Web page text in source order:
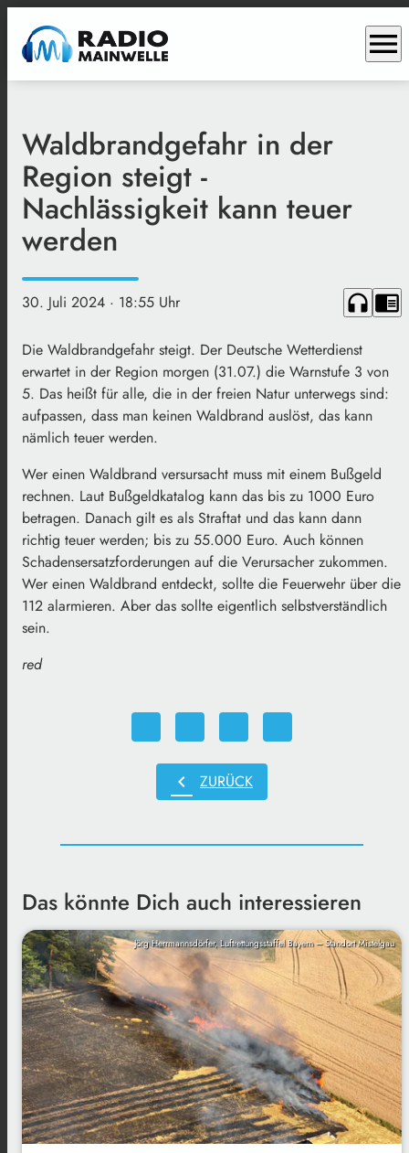
menu
Waldbrandgefahr in der
Region steigt -
Nachlässigkeit kann teuer
werden
30. Juli 2024 · 18:55 Uhr headphones chrome_reader_mode
Die Waldbrandgefahr steigt. Der Deutsche Wetterdienst
erwartet in der Region morgen (31.07.) die Warnstufe 3 von
5. Das heißt für alle, die in der freien Natur unterwegs sind:
aufpassen, dass man keinen Waldbrand auslöst, das kann
nämlich teuer werden.
Wer einen Waldbrand versursacht muss mit einem Bußgeld
rechnen. Laut Bußgeldkatalog kann das bis zu 1000 Euro
betragen. Danach gilt es als Straftat und das kann dann
richtig teuer werden; bis zu 55.000 Euro. Auch können
Schadensersatzforderungen auf die Verursacher zukommen.
Wer einen Waldbrand entdeckt, sollte die Feuerwehr über die
112 alarmieren. Aber das sollte eigentlich selbstverständlich
sein.
red
chevron_left ZURÜCK
Das könnte Dich auch interessieren
Jörg Herrmannsdörfer, Luftrettungsstaffel Bayern – Standort Mistelgau